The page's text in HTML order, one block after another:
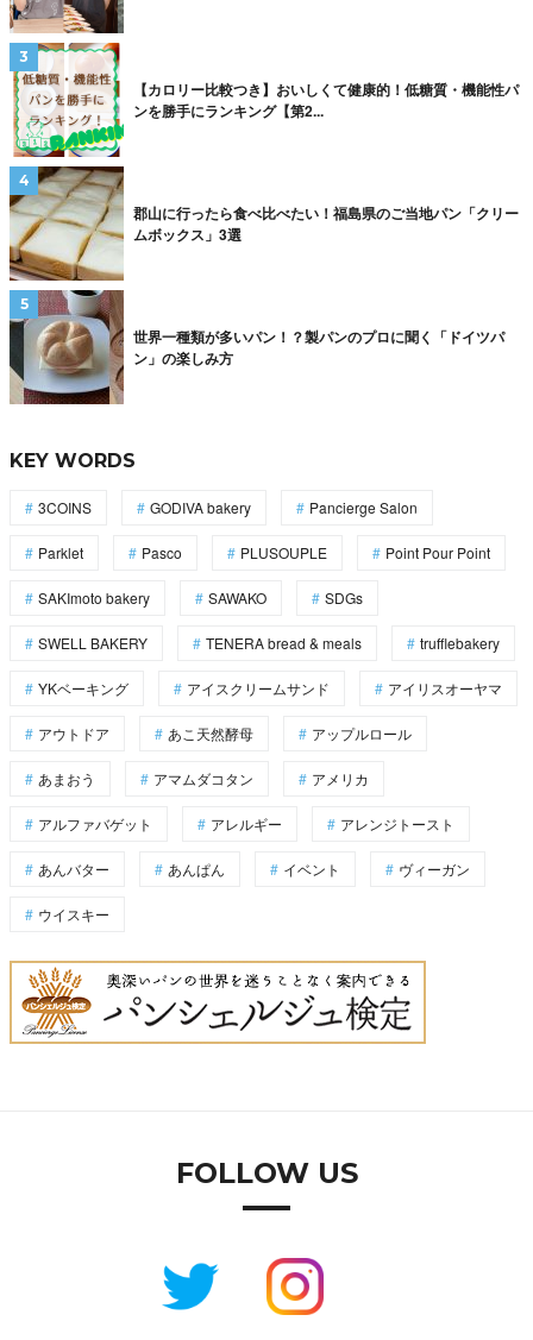
【カロリー比較つき】おいしくて健康的！低糖質・機能性パ
ンを勝手にランキング【第2...
郡山に行ったら食べ比べたい！福島県のご当地パン「クリー
ムボックス」3選
世界一種類が多いパン！？製パンのプロに聞く「ドイツパ
ン」の楽しみ方
KEY WORDS
3COINS GODIVA bakery Pancierge Salon
Parklet Pasco PLUSOUPLE Point Pour Point
SAKImoto bakery SAWAKO SDGs
SWELL BAKERY TENERA bread & meals trufflebakery
YKベーキング アイスクリームサンド アイリスオーヤマ
アウトドア あこ天然酵母 アップルロール
あまおう アマムダコタン アメリカ
アルファバゲット アレルギー アレンジトースト
あんバター あんぱん イベント ヴィーガン
ウイスキー
FOLLOW US